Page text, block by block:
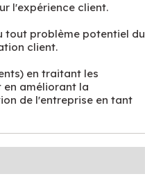
l'expérience client.
tout problème potentiel du
client.
en traitant les
en améliorant la
de l'entreprise en tant